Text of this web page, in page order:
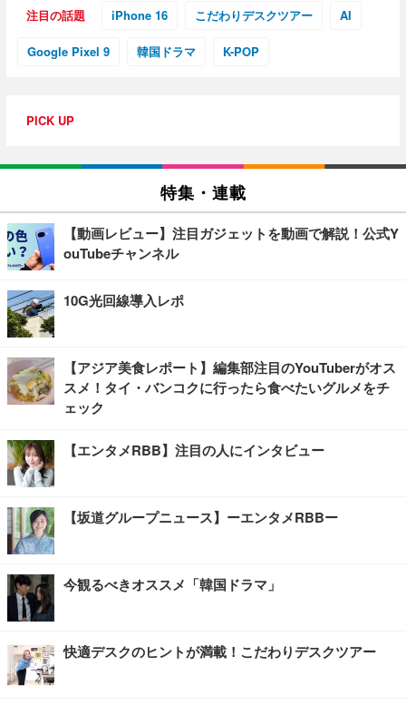
注目の話題 iPhone 16 こだわりデスクツアー AI
Google Pixel 9 韓国ドラマ K-POP
PICK UP
特集・連載
【動画レビュー】注目ガジェットを動画で解説！公式Y
ouTubeチャンネル
10G光回線導入レポ
【アジア美食レポート】編集部注目のYouTuberがオス
スメ！タイ・バンコクに行ったら食べたいグルメをチ
ェック
【エンタメRBB】注目の人にインタビュー
【坂道グループニュース】ーエンタメRBBー
今観るべきオススメ「韓国ドラマ」
快適デスクのヒントが満載！こだわりデスクツアー